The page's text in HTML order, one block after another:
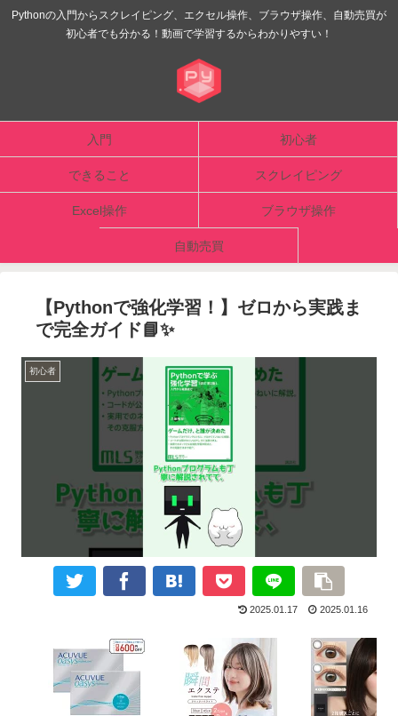
Pythonの入門からスクレイピング、エクセル操作、ブラウザ操作、自動売買が
初心者でも分かる！動画で学習するからわかりやすい！
入門 初心者
できること スクレイピング
Excel操作 ブラウザ操作
自動売買
【Pythonで強化学習！】ゼロから実践ま
で完全ガイド📘✨
初心者
2025.01.17 2025.01.16